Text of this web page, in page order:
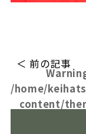
＜ 前の記事
/home/
content/